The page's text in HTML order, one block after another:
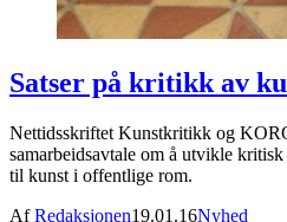
Satser på kritikk av
Nettidsskriftet Kunstkritikk og
samarbeidsavtale om å utvikle
til kunst i offentlige rom.
AfRedaksjonen19.01.16Nyhed